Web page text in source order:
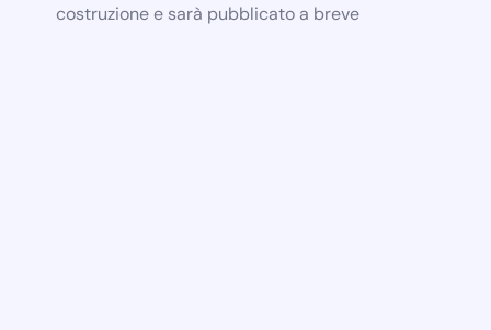
costruzione e sarà pubblicato a breve